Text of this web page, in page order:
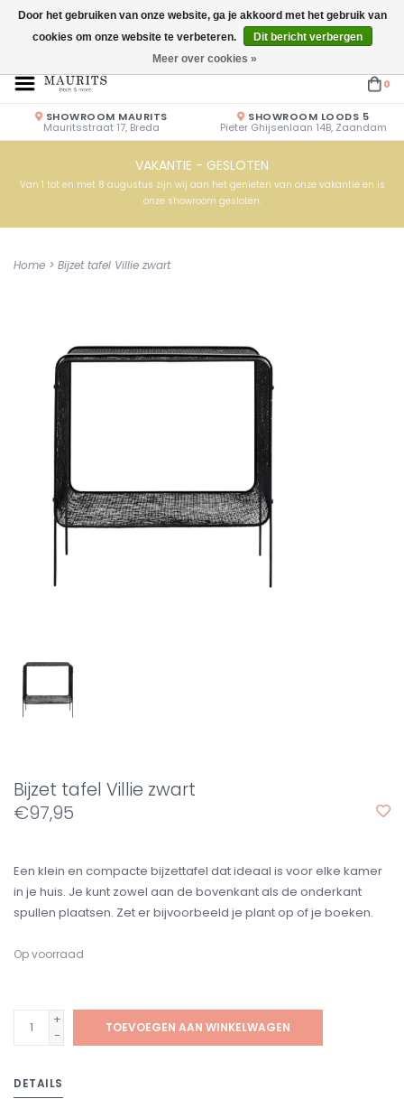
Openingstijden: Vrijdag & Zaterdag 10.00u - 17.00u of op afspraak!
0
SHOWROOM MAURITS
Mauritsstraat 17, Breda
SHOWROOM LOODS 5
Pieter Ghijsenlaan 14B, Zaandam
VAKANTIE - GESLOTEN
Van 1 tot en met 8 augustus zijn wij aan het genieten van onze vakantie en is
onze showroom gesloten.
Home > Bijzet tafel Villie zwart
Bijzet tafel Villie zwart
€97,95
Een klein en compacte bijzettafel dat ideaal is voor elke kamer
in je huis. Je kunt zowel aan de bovenkant als de onderkant
spullen plaatsen. Zet er bijvoorbeeld je plant op of je boeken.
Op voorraad
+
-
TOEVOEGEN AAN WINKELWAGEN
DETAILS
Door het gebruiken van onze website, ga je akkoord met het gebruik van
cookies om onze website te verbeteren.
Dit bericht verbergen
Meer over cookies »